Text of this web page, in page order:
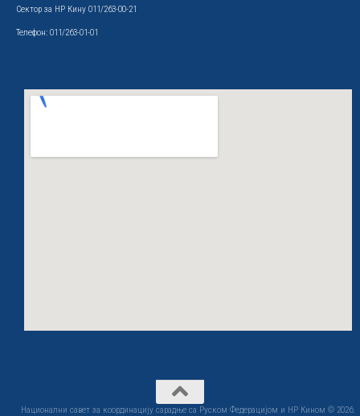
Сектор за НР Кину 011/263-00-21
Телефон: 011/263-01-01
Национални савет за координацију сарадње са Руском Федерацијом и НР Кином © 2026.